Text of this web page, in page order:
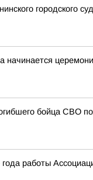
городского
начинается
бойца СВО
работы